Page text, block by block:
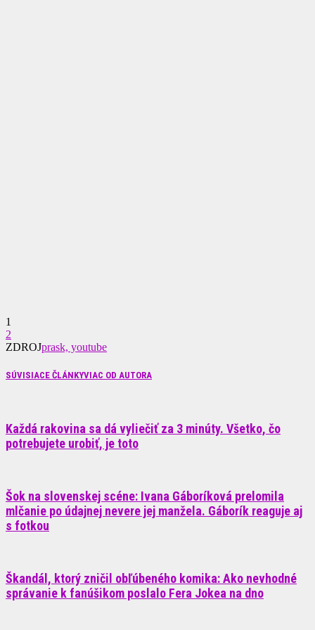
1
2
ZDROJprask, youtube
SÚVISIACE ČLÁNKYVIAC OD AUTORA
Každá rakovina sa dá vyliečiť za 3 minúty. Všetko, čo
potrebujete urobiť, je toto
Šok na slovenskej scéne: Ivana Gáboríková prelomila
mlčanie po údajnej nevere jej manžela. Gáborík reaguje aj
s fotkou
Škandál, ktorý zničil obľúbeného komika: Ako nevhodné
správanie k fanúšikom poslalo Fera Jokea na dno